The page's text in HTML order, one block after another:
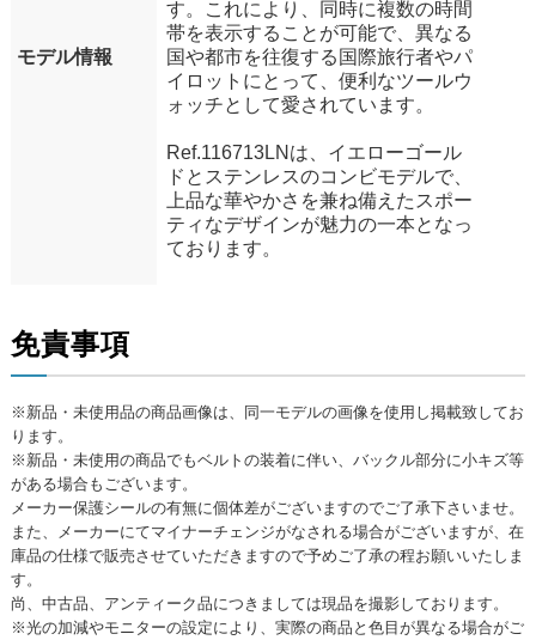
モデル情報
す。これにより、同時に複数の時間
帯を表示することが可能で、異なる
国や都市を往復する国際旅行者やパ
イロットにとって、便利なツールウ
ォッチとして愛されています。
Ref.116713LNは、イエローゴール
ドとステンレスのコンビモデルで、
上品な華やかさを兼ね備えたスポー
ティなデザインが魅力の一本となっ
ております。
免責事項
※新品・未使用品の商品画像は、同一モデルの画像を使用し掲載致してお
ります。
※新品・未使用の商品でもベルトの装着に伴い、バックル部分に小キズ等
がある場合もございます。
メーカー保護シールの有無に個体差がございますのでご了承下さいませ。
また、メーカーにてマイナーチェンジがなされる場合がございますが、在
庫品の仕様で販売させていただきますので予めご了承の程お願いいたしま
す。
尚、中古品、アンティーク品につきましては現品を撮影しております。
※光の加減やモニターの設定により、実際の商品と色目が異なる場合がご